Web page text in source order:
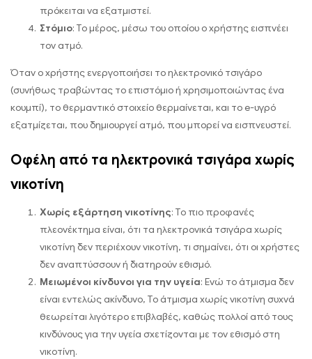
πρόκειται να εξατμιστεί.
Στόμιο: Το μέρος, μέσω του οποίου ο χρήστης εισπνέει
τον ατμό.
Όταν ο χρήστης ενεργοποιήσει το ηλεκτρονικό τσιγάρο
(συνήθως τραβώντας το επιστόμιο ή χρησιμοποιώντας ένα
κουμπί), το θερμαντικό στοιχείο θερμαίνεται, και το e-υγρό
εξατμίζεται, που δημιουργεί ατμό, που μπορεί να εισπνευστεί.
Οφέλη από τα ηλεκτρονικά τσιγάρα χωρίς
νικοτίνη
Χωρίς εξάρτηση νικοτίνης: Το πιο προφανές
πλεονέκτημα είναι, ότι τα ηλεκτρονικά τσιγάρα χωρίς
νικοτίνη δεν περιέχουν νικοτίνη, τι σημαίνει, ότι οι χρήστες
δεν αναπτύσσουν ή διατηρούν εθισμό.
Μειωμένοι κίνδυνοι για την υγεία: Ενώ το άτμισμα δεν
είναι εντελώς ακίνδυνο, Το άτμισμα χωρίς νικοτίνη συχνά
θεωρείται λιγότερο επιβλαβές, καθώς πολλοί από τους
κινδύνους για την υγεία σχετίζονται με τον εθισμό στη
νικοτίνη.